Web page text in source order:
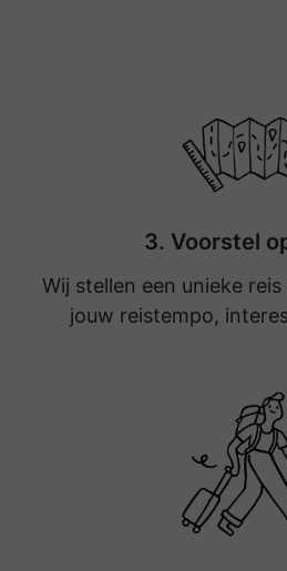
Thuis. Dat is dan echt
Onze reis zit er
voor de goede
ook ter plaatse, en
zullen Namasté zeker
"Allereerst dank voor
3. Voorstel
Wij stellen een unieke
jouw reistempo,